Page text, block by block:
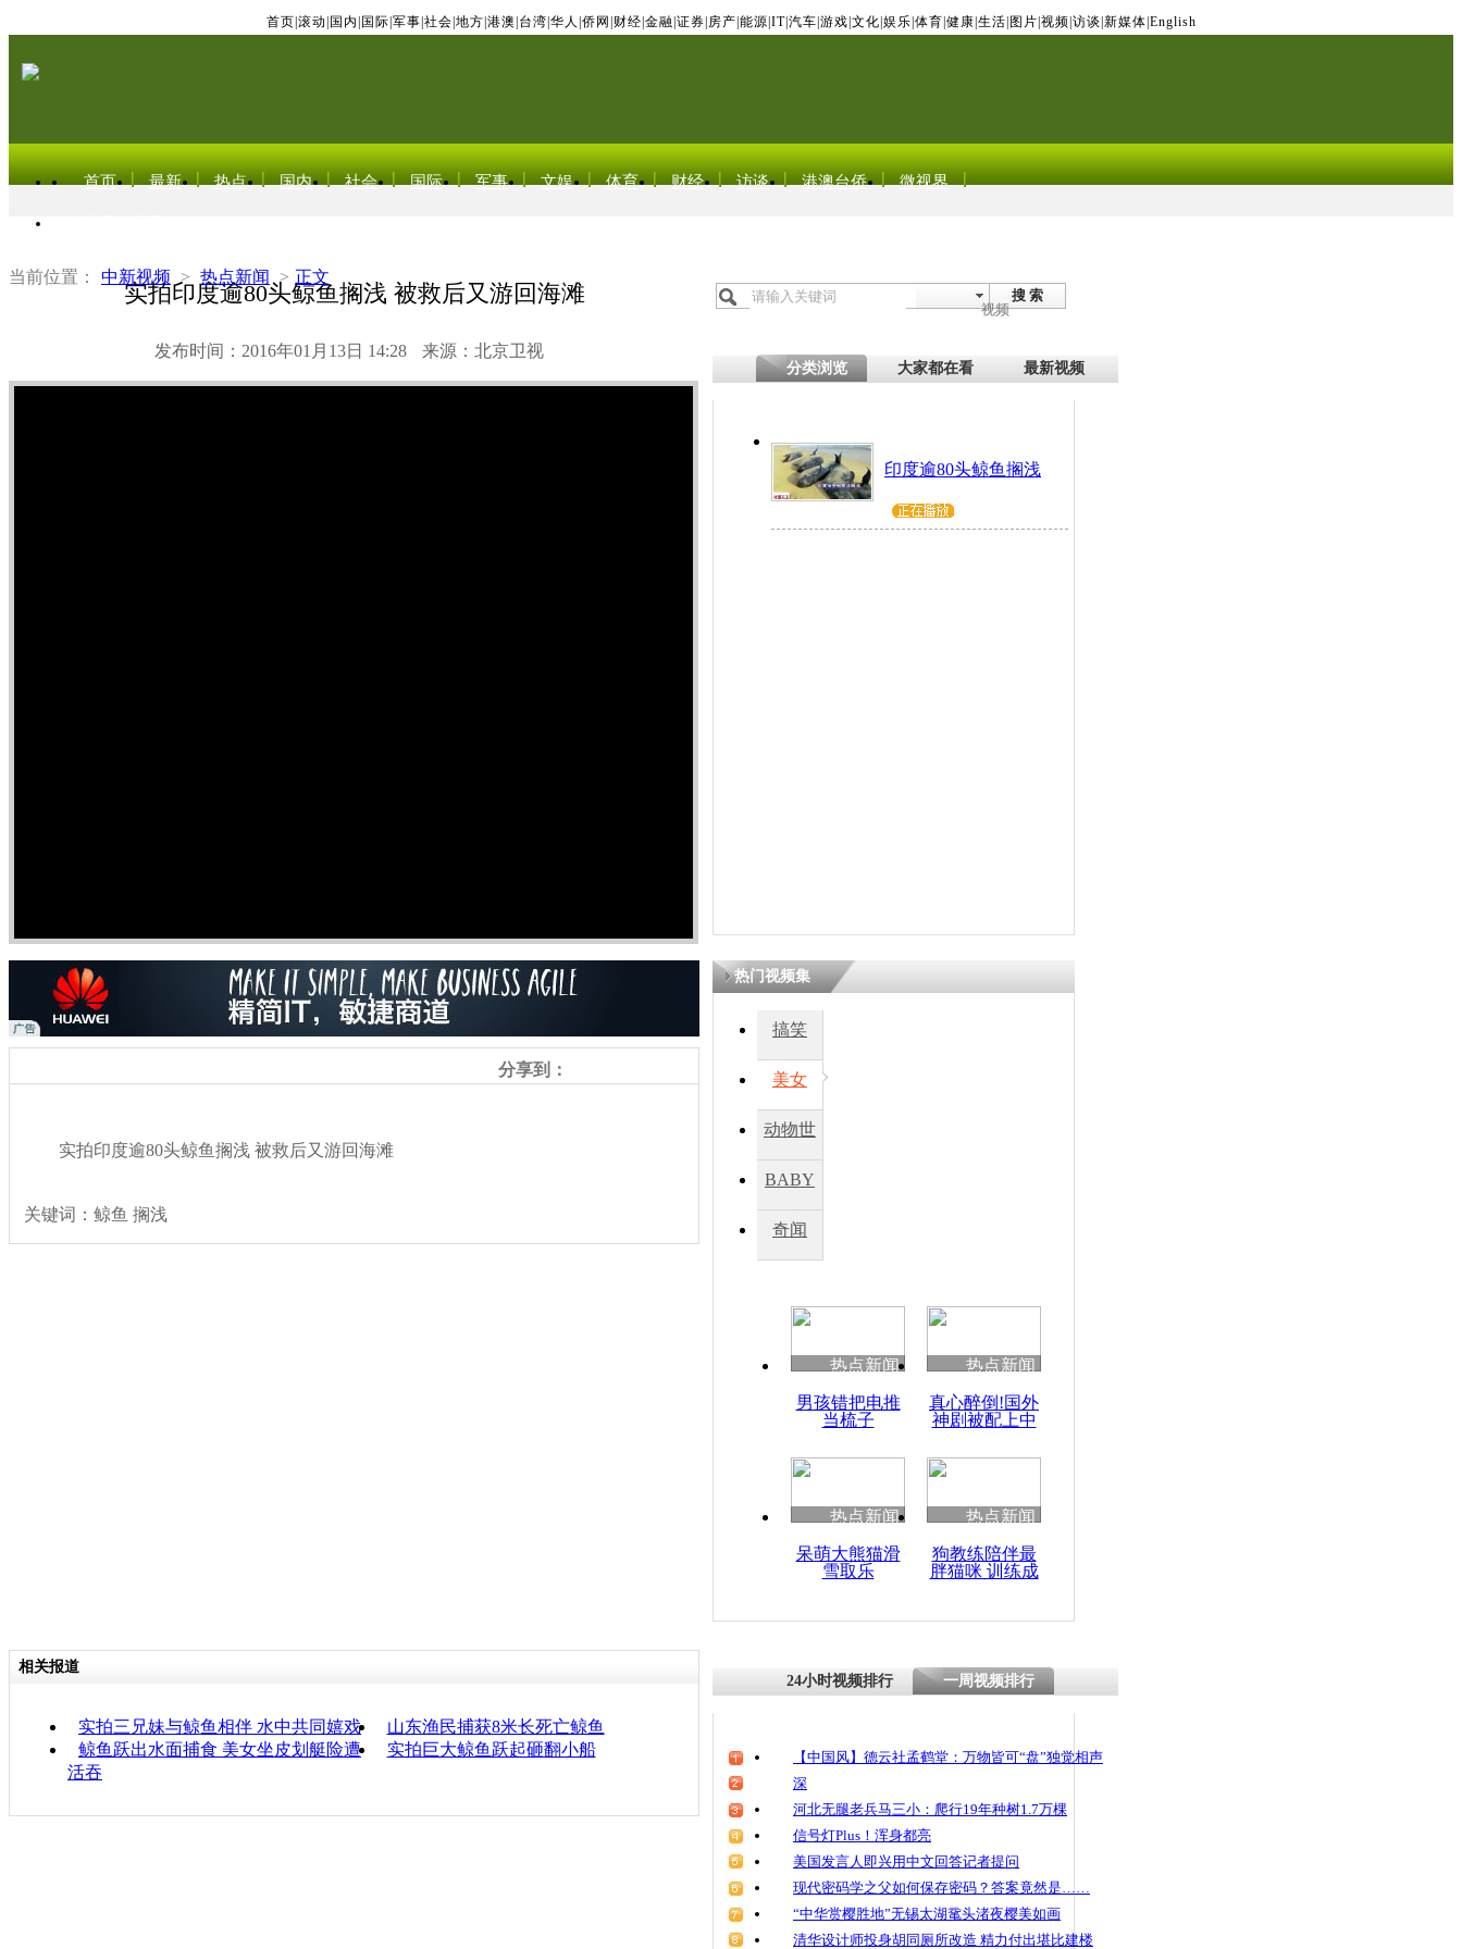
首页 滚动 国内 国际 军事 社会 地方 港澳 台湾 华人 侨网 财经 金融 证券 房产 能源 IT| 汽车 游戏 文化 娱乐 体育 健康 生活 图片 视频 访谈 新媒体 English
首页 最新 热点 国内 社会 国际 军事 文娱 体育 财经 访谈 港澳台侨 微视界
当前位置： 中新视频 > 热点新闻 > 正文
实拍印度逾80头鲸鱼搁浅 被救后又游回海滩
发布时间：2016年01月13日 14:28 来源：北京卫视
搜 索
视频
分类浏览 大家都在看 最新视频
印度逾80头鲸鱼搁浅
分享到：
实拍印度逾80头鲸鱼搁浅 被救后又游回海滩
关键词：鲸鱼 搁浅
热门视频集
搞笑
美女
动物世
BABY
秀
奇闻
热点新闻
男孩错把电推
当梳子
热点新闻
真心醉倒!国外
神剧被配上中
热点新闻
呆萌大熊猫滑
雪取乐
热点新闻
狗教练陪伴最
胖猫咪 训练成
相关报道
实拍三兄妹与鲸鱼相伴 水中共同嬉戏
山东渔民捕获8米长死亡鲸鱼
鲸鱼跃出水面捕食 美女坐皮划艇险遭
活吞
实拍巨大鲸鱼跃起砸翻小船
24小时视频排行 一周视频排行
【中国风】德云社孟鹤堂：万物皆可“盘”独觉相声
深
河北无腿老兵马三小：爬行19年种树1.7万棵
信号灯Plus！浑身都亮
美国发言人即兴用中文回答记者提问
现代密码学之父如何保存密码？答案竟然是……
“中华赏樱胜地”无锡太湖鼋头渚夜樱美如画
清华设计师投身胡同厕所改造 精力付出堪比建楼